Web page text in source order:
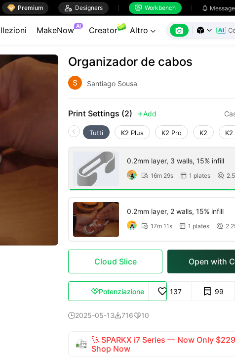
 Premium  Designers  Workbench 
MakeNow AI Creator Altro    
Organizador de cabos
Santiago Sousa
Print Settings (2) Add
Tutti K2 Plus K2 Pro K2 K2
0.2mm layer, 3 walls, 15% infill
 16m 29s  1 plates 
0.2mm layer, 2 walls, 15% infill
 17m 11s  1 plates 
Cloud Slice Open with
Potenziazione 137 99
2025-05-1371610
🚀 SPARKX i7 Series — Now Only
Shop Now